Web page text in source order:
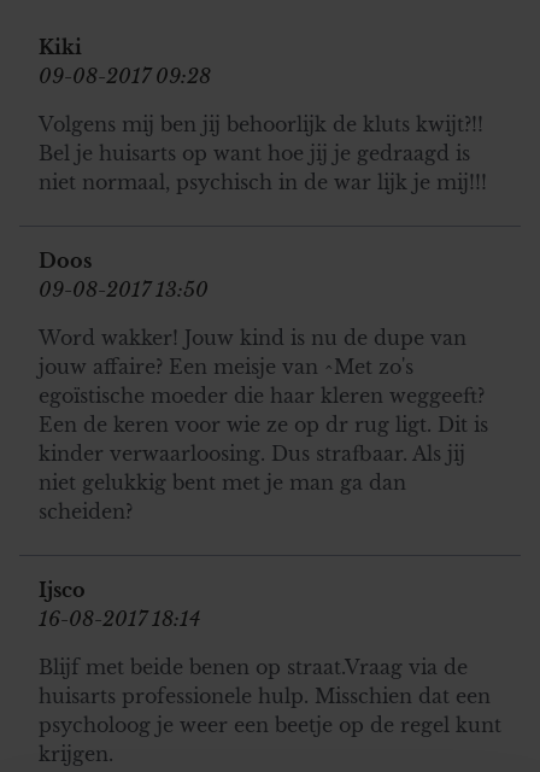
Kiki
09-08-2017 09:28
Volgens mij ben jij behoorlijk de kluts kwijt?!!
Bel je huisarts op want hoe jij je gedraagd is
niet normaal, psychisch in de war lijk je mij!!!
Doos
09-08-2017 13:50
Word wakker! Jouw kind is nu de dupe van
jouw affaire? Een meisje van ^Met zo's
egoïstische moeder die haar kleren weggeeft?
Een de keren voor wie ze op dr rug ligt. Dit is
kinder verwaarloosing. Dus strafbaar. Als jij
niet gelukkig bent met je man ga dan
scheiden?
Ijsco
16-08-2017 18:14
Blijf met beide benen op straat.Vraag via de
huisarts professionele hulp. Misschien dat een
psycholoog je weer een beetje op de regel kunt
krijgen.